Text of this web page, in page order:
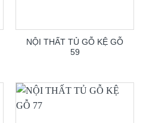
NỘI THẤT TỦ GỖ KỆ GỖ
59